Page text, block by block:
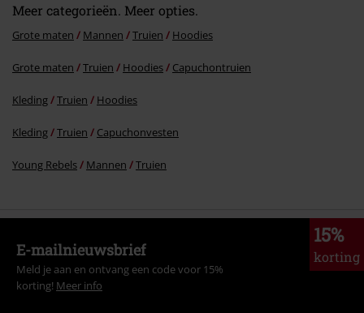
Meer categorieën. Meer opties.
Grote maten Mannen Truien Hoodies
Grote maten Truien Hoodies Capuchontruien
Kleding Truien Hoodies
Kleding Truien Capuchonvesten
Young Rebels Mannen Truien
15%
korting
E-mailnieuwsbrief
Meld je aan en ontvang een code voor 15%
korting! Meer info